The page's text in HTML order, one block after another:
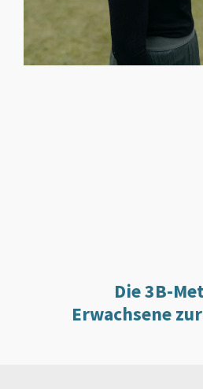
Die 3B-
Erwachsene